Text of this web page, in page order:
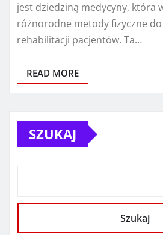
jest dziedziną medycyny, która
różnorodne metody fizyczne do
rehabilitacji pacjentów. Ta…
READ MORE
SZUKAJ
Szukaj